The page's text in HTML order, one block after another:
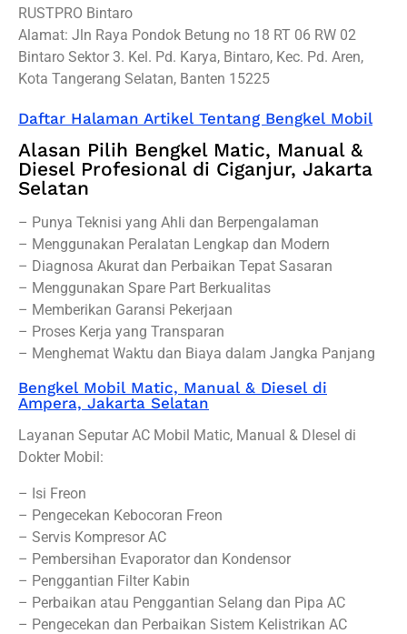
RUSTPRO Bintaro
Alamat: Jln Raya Pondok Betung no 18 RT 06 RW 02
Bintaro Sektor 3. Kel. Pd. Karya, Bintaro, Kec. Pd. Aren,
Kota Tangerang Selatan, Banten 15225
Daftar Halaman Artikel Tentang Bengkel Mobil
Alasan Pilih Bengkel Matic, Manual &
Diesel Profesional di Ciganjur, Jakarta
Selatan
– Punya Teknisi yang Ahli dan Berpengalaman
– Menggunakan Peralatan Lengkap dan Modern
– Diagnosa Akurat dan Perbaikan Tepat Sasaran
– Menggunakan Spare Part Berkualitas
– Memberikan Garansi Pekerjaan
– Proses Kerja yang Transparan
– Menghemat Waktu dan Biaya dalam Jangka Panjang
Bengkel Mobil Matic, Manual & Diesel di
Ampera, Jakarta Selatan
Layanan Seputar AC Mobil Matic, Manual & DIesel di
Dokter Mobil:
– Isi Freon
– Pengecekan Kebocoran Freon
– Servis Kompresor AC
– Pembersihan Evaporator dan Kondensor
– Penggantian Filter Kabin
– Perbaikan atau Penggantian Selang dan Pipa AC
– Pengecekan dan Perbaikan Sistem Kelistrikan AC